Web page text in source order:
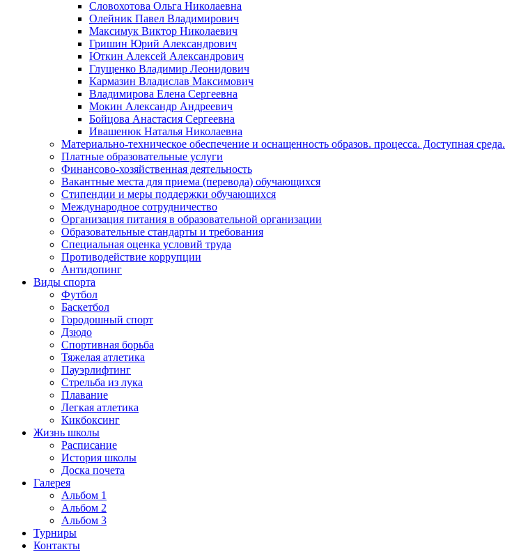
Словохотова Ольга Николаевна
Олейник Павел Владимирович
Максимук Виктор Николаевич
Гришин Юрий Александрович
Юткин Алексей Александрович
Глущенко Владимир Леонидович
Кармазин Владислав Максимович
Владимирова Елена Сергеевна
Мокин Александр Андреевич
Бойцова Анастасия Сергеевна
Ивашенюк Наталья Николаевна
Материально-техническое обеспечение и оснащенность образов. процесса. Доступная среда.
Платные образовательные услуги
Финансово-хозяйственная деятельность
Вакантные места для приема (перевода) обучающихся
Стипендии и меры поддержки обучающихся
Международное сотрудничество
Организация питания в образовательной организации
Образовательные стандарты и требования
Специальная оценка условий труда
Противодействие коррупции
Антидопинг
Виды спорта
Футбол
Баскетбол
Городошный спорт
Дзюдо
Спортивная борьба
Тяжелая атлетика
Пауэрлифтинг
Стрельба из лука
Плавание
Легкая атлетика
Кикбоксинг
Жизнь школы
Расписание
История школы
Доска почета
Галерея
Альбом 1
Альбом 2
Альбом 3
Турниры
Контакты